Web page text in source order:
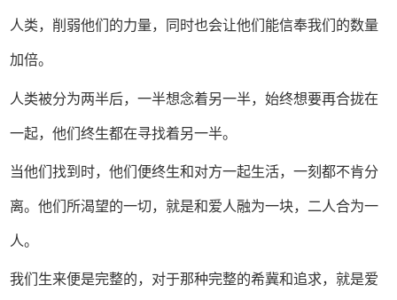
人类，削弱他们的力量，同时也会让他们能信奉我们的数量
加倍。
人类被分为两半后，一半想念着另一半，始终想要再合拢在
一起，他们终生都在寻找着另一半。
当他们找到时，他们便终生和对方一起生活，一刻都不肯分
离。他们所渴望的一切，就是和爱人融为一块，二人合为一
人。
我们生来便是完整的，对于那种完整的希冀和追求，就是爱